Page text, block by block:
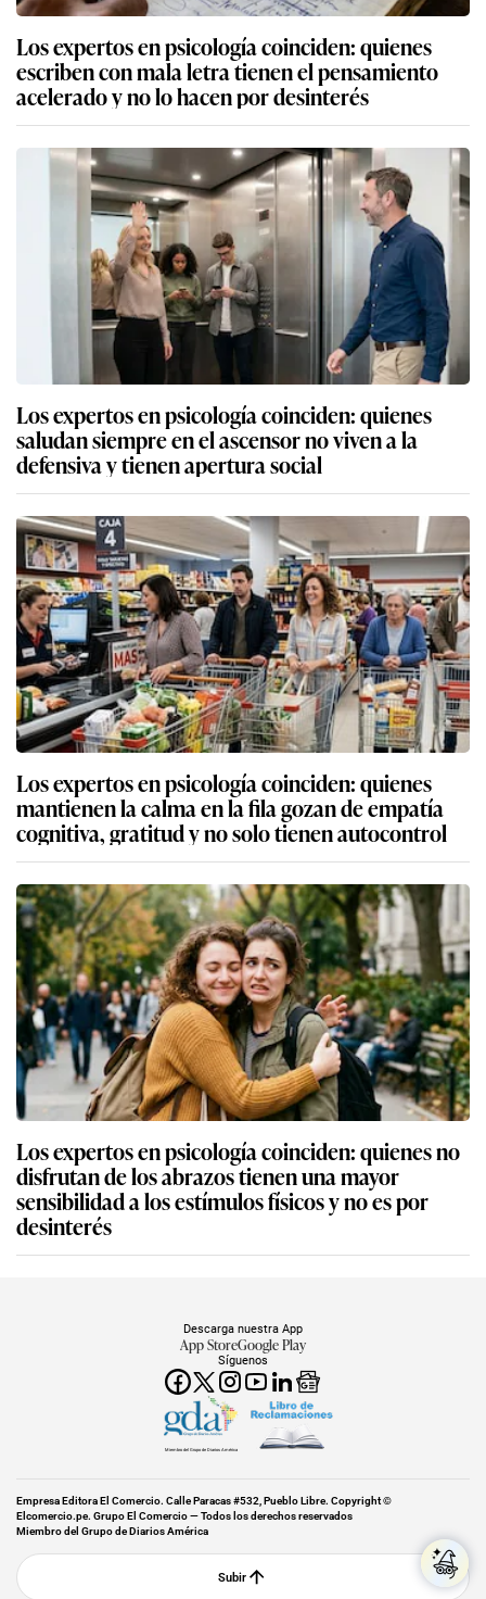
Los expertos en psicología coinciden: quienes
escriben con mala letra tienen el pensamiento
acelerado y no lo hacen por desinterés
Los expertos en psicología coinciden: quienes
saludan siempre en el ascensor no viven a la
defensiva y tienen apertura social
Los expertos en psicología coinciden: quienes
mantienen la calma en la fila gozan de empatía
cognitiva, gratitud y no solo tienen autocontrol
Los expertos en psicología coinciden: quienes no
disfrutan de los abrazos tienen una mayor
sensibilidad a los estímulos físicos y no es por
desinterés
Síguenos
Descarga nuestra App
App StoreGoogle Play
Miembro del Grupo de Diarios América
Empresa Editora El Comercio. Calle Paracas #532, Pueblo Libre. Copyright ©
Elcomercio.pe. Grupo El Comercio — Todos los derechos reservados
Miembro del Grupo de Diarios América
Subir